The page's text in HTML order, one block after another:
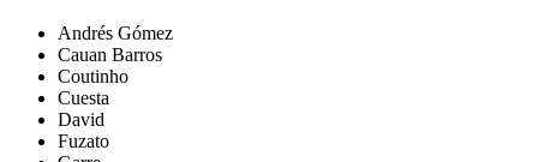
Andrés Gómez
Cauan Barros
Coutinho
Cuesta
David
Fuzato